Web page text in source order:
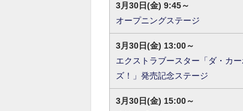
3月 30日(金) 9:45～
オープニングステージ
3月30日(金) 13:00～
エクストラブースター「ダ・カ
ズ！」発売記念ステージ
3月30日(金) 15:00～